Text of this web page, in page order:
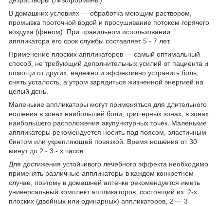
В домашних условиях — обработка моющим раствором,
промывка проточной водой и просушивание потоком горячего
воздуха (феном). При правильном использовании
аппликатора его срок службы составляет 5 - 7 лет.
Применение плоских аппликаторов — самый оптимальный
способ, не требующий дополнительных усилий от пациента и
помощи от других, надежно и эффективно устранить боль,
снять усталость, а утром зарядиться жизненной энергией на
целый день.
Маленькие аппликаторы могут применяться для длительного
ношения в зонах наибольшей боли, триггерных зонах, в зонах
наибольшего расположения акупунктурных точек. Маленькие
аппликаторы рекомендуется носить под поясом, эластичным
бинтом или укрепляющей повязкой. Время ношения от 30
минут до 2 - 3 - х часов.
Для достижения устойчивого лечебного эффекта необходимо
применять различные аппликаторы в каждом конкретном
случае, поэтому в домашней аптечке рекомендуется иметь
универсальный комплект аппликаторов, состоящий из: 2-х
плоских (двойных или одинарных) аппликаторов, 2 — 3